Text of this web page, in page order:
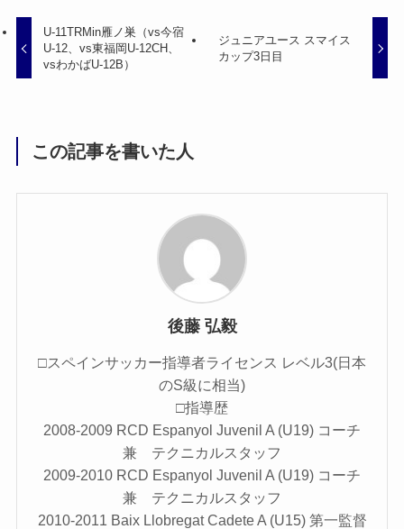
U-11TRMin雁ノ巣（vs今宿
U-12、vs東福岡U-12CH、
vsわかばU-12B）
ジュニアユース スマイス
カップ3日目
この記事を書いた人
後藤 弘毅
□スペインサッカー指導者ライセンス レベル3(日本
のS級に相当)
□指導歴
2008-2009 RCD Espanyol Juvenil A (U19) コーチ
兼 テクニカルスタッフ
2009-2010 RCD Espanyol Juvenil A (U19) コーチ
兼 テクニカルスタッフ
2010-2011 Baix Llobregat Cadete A (U15) 第一監督